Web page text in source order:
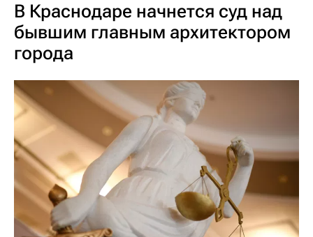
В Краснодаре начнется суд над
бывшим главным архитектором
города